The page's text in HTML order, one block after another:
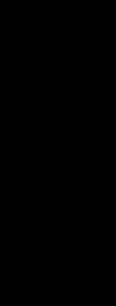
kullanılabilecek
edilebilmektedir.
Yapılır?
rahat
Nereye
kurabileceği bir